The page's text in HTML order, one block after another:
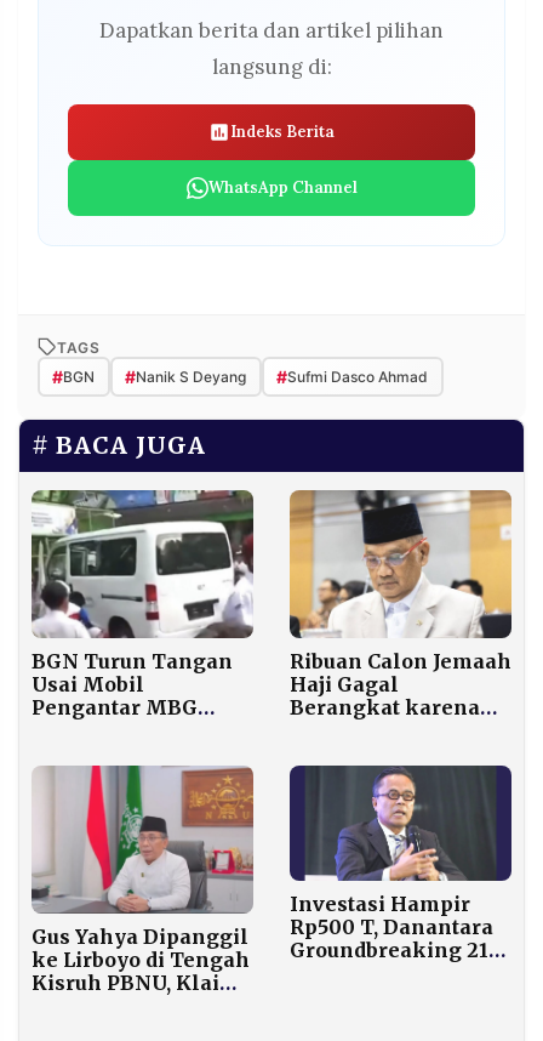
Dapatkan berita dan artikel pilihan
langsung di:
Indeks Berita
WhatsApp Channel
TAGS
#BGN #Nanik S Deyang #Sufmi Dasco Ahmad
BACA JUGA
BGN Turun Tangan
Usai Mobil
Pengantar MBG
Ribuan Calon Jemaah
Haji Gagal
Berangkat karena
Keluarga
Gus Yahya Dipanggil
ke Lirboyo di Tengah
Kisruh PBNU, Klaim
Investasi Hampir
Rp500 T, Danantara
Groundbreaking 21